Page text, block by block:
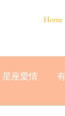
星座愛情
Home